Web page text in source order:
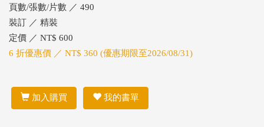
頁數/張數/片數 ／ 490
裝訂 ／ 精裝
定價 ／ NT$ 600
6 折優惠價 ／ NT$ 360 (優惠期限至2026/08/31)
加入購買 我的書單